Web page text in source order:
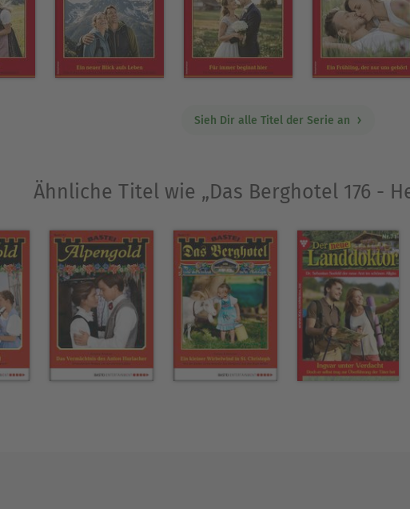
Sieh Dir alle Titel der Serie an
Ähnliche Titel wie „Das Berghotel 176 -